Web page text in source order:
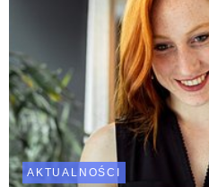
AKTUALNOŚCI